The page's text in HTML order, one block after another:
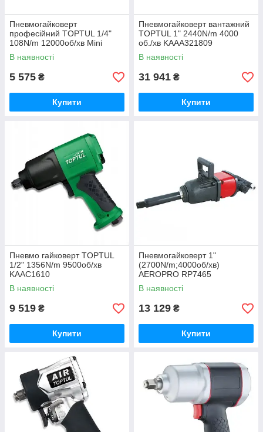
Пневмогайковерт
професійний TOPTUL 1/4"
108N/m 12000об/хв Mini
Butterfly Type KAAU0808
В наявності
5 575 ₴
Купити
Пневмогайковерт вантажний
TOPTUL 1" 2440N/m 4000
об./хв KAAA321809
В наявності
31 941 ₴
Купити
Пневмо гайковерт TOPTUL
1/2" 1356N/m 9500об/хв
KAAC1610
В наявності
9 519 ₴
Купити
Пневмогайковерт 1"
(2700N/m;4000об/хв)
AEROPRO RP7465
В наявності
13 129 ₴
Купити